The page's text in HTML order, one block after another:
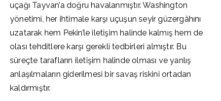
uçağı Tayvan’a doğru havalanmıştır. Washington
yönetimi, her ihtimale karşı uçuşun seyir güzergâhını
uzatarak hem Pekin’le iletişim halinde kalmış hem de
olası tehditlere karşı gerekli tedbirleri almıştır. Bu
süreçte tarafların iletişim halinde olması ve yanlış
anlaşılmaların giderilmesi bir savaş riskini ortadan
kaldırmıştır.